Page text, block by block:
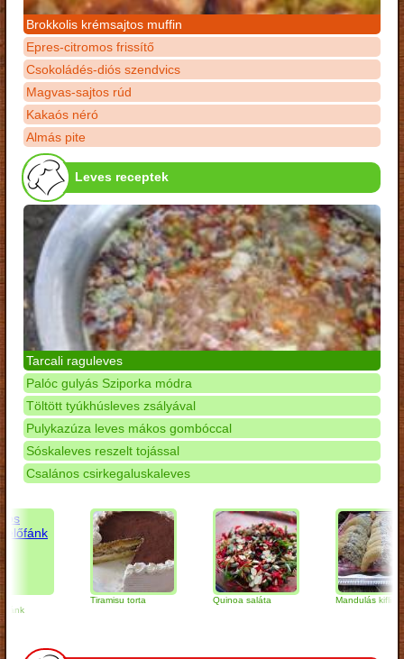
Brokkolis krémsajtos muffin
Epres-citromos frissítő
Csokoládés-diós szendvics
Magvas-sajtos rúd
Kakaós néró
Almás pite
Leves receptek
Tarcali raguleves
Palóc gulyás Sziporka módra
Töltött tyúkhúsleves zsályával
Pulykazúza leves mákos gombóccal
Sóskaleves reszelt tojással
Csalános csirkegaluskaleves
Tiramisu torta Quinoa saláta Mandulás kifli